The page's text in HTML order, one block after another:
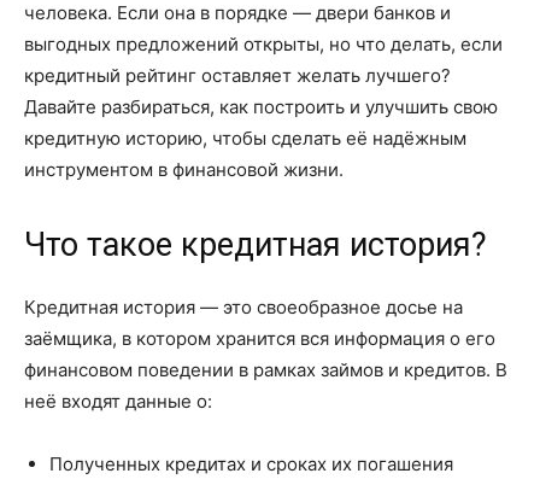
человека. Если она в порядке — двери банков и
выгодных предложений открыты, но что делать, если
кредитный рейтинг оставляет желать лучшего?
Давайте разбираться, как построить и улучшить свою
кредитную историю, чтобы сделать её надёжным
инструментом в финансовой жизни.
Что такое кредитная история?
Кредитная история — это своеобразное досье на
заёмщика, в котором хранится вся информация о его
финансовом поведении в рамках займов и кредитов. В
неё входят данные о:
Полученных кредитах и сроках их погашения